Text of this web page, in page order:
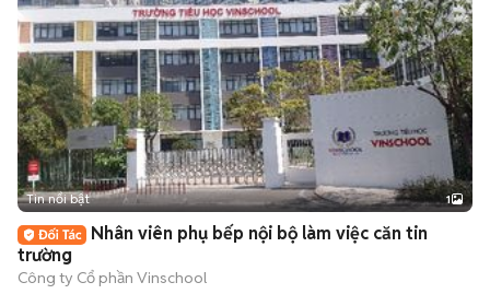
Tin nổi bật 1
Nhân viên phụ bếp nội bộ làm việc căn tin
trường
Công ty Cổ phần Vinschool